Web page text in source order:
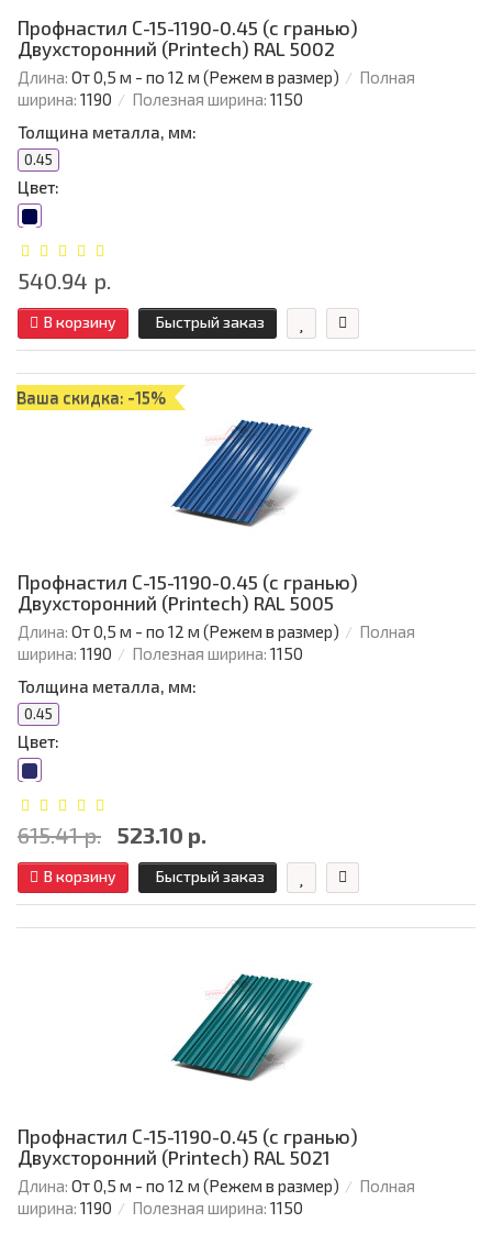
Профнастил С-15-1190-0.45 (с гранью)
Двухсторонний (Printech) RAL 5002
Длина: От 0,5 м - по 12 м (Режем в размер)
Полная
ширина: 1190 Полезная ширина: 1150
Толщина металла, мм:
0.45
Цвет:
540.94 р.
В корзину Быстрый заказ
Ваша скидка: -15%
Профнастил С-15-1190-0.45 (с гранью)
Двухсторонний (Printech) RAL 5005
Длина: От 0,5 м - по 12 м (Режем в размер)
Полная
ширина: 1190 Полезная ширина: 1150
Толщина металла, мм:
0.45
Цвет:
615.41 р. 523.10 р.
В корзину Быстрый заказ
Профнастил С-15-1190-0.45 (с гранью)
Двухсторонний (Printech) RAL 5021
Длина: От 0,5 м - по 12 м (Режем в размер)
Полная
ширина: 1190 Полезная ширина: 1150